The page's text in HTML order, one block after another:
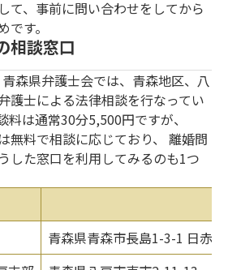
て、事前に問い合わせをしてから
す。
相談窓口
森県弁護士会では、青森地区、八
護士による法律相談を行なってい
料は通常30分5,500円ですが、
無料で相談に応じており、 離婚問
した窓口を利用してみるのも1つ
青森県青森市長島1-3-1 日赤